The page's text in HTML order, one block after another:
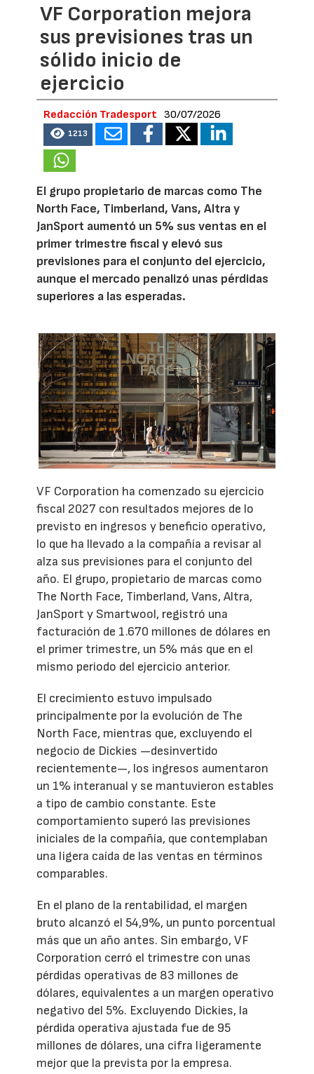
VF Corporation mejora
sus previsiones tras un
sólido inicio de
ejercicio
Redacción Tradesport 30/07/2026
1213
El grupo propietario de marcas como The
North Face, Timberland, Vans, Altra y
JanSport aumentó un 5% sus ventas en el
primer trimestre fiscal y elevó sus
previsiones para el conjunto del ejercicio,
aunque el mercado penalizó unas pérdidas
superiores a las esperadas.
VF Corporation ha comenzado su ejercicio
fiscal 2027 con resultados mejores de lo
previsto en ingresos y beneficio operativo,
lo que ha llevado a la compañía a revisar al
alza sus previsiones para el conjunto del
año. El grupo, propietario de marcas como
The North Face, Timberland, Vans, Altra,
JanSport y Smartwool, registró una
facturación de 1.670 millones de dólares en
el primer trimestre, un 5% más que en el
mismo periodo del ejercicio anterior.
El crecimiento estuvo impulsado
principalmente por la evolución de The
North Face, mientras que, excluyendo el
negocio de Dickies —desinvertido
recientemente—, los ingresos aumentaron
un 1% interanual y se mantuvieron estables
a tipo de cambio constante. Este
comportamiento superó las previsiones
iniciales de la compañía, que contemplaban
una ligera caída de las ventas en términos
comparables.
En el plano de la rentabilidad, el margen
bruto alcanzó el 54,9%, un punto porcentual
más que un año antes. Sin embargo, VF
Corporation cerró el trimestre con unas
pérdidas operativas de 83 millones de
dólares, equivalentes a un margen operativo
negativo del 5%. Excluyendo Dickies, la
pérdida operativa ajustada fue de 95
millones de dólares, una cifra ligeramente
mejor que la prevista por la empresa.